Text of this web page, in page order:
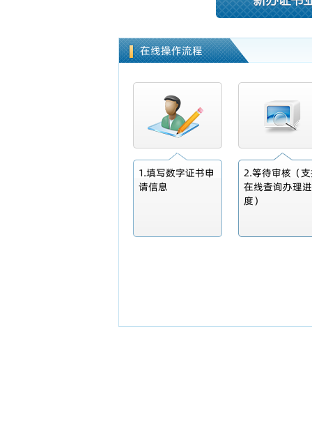
在线操作流程
1.填写数字证书申
请信息
2.等待审核（
在线查询办理进
度）